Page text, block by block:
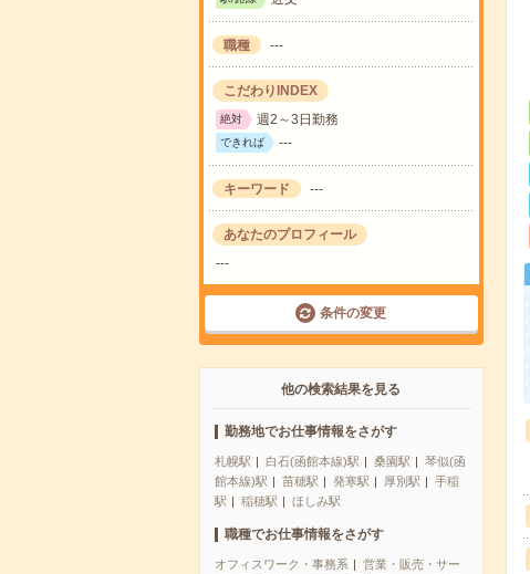
職種 ---
こだわりINDEX
絶対 週2～3日勤務
できれば ---
キーワード ---
あなたのプロフィール
---
条件の変更
他の検索結果を見る
勤務地でお仕事情報をさがす
札幌駅 白石(函館本線)駅 桑園駅
琴似(函
館本線)駅
苗穂駅 発寒駅 厚別駅
手稲
駅
稲穂駅 ほしみ駅
職種でお仕事情報をさがす
オフィスワーク・事務系
営業・販売・サー